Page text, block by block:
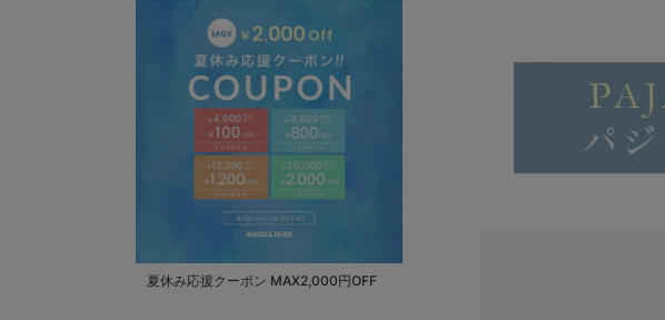
夏休み応援クーポン MAX2,000円OFF